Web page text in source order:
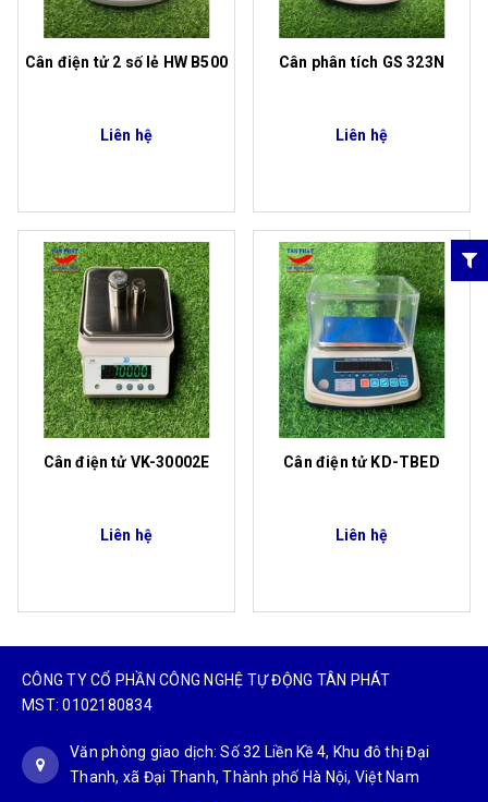
Cân điện tử 2 số lẻ HW B500
Liên hệ
Cân phân tích GS 323N
Liên hệ
Cân điện tử VK-30002E
Liên hệ
Cân điện tử KD-TBED
Liên hệ
CÔNG TY CỔ PHẦN CÔNG NGHỆ TỰ ĐỘNG TÂN PHÁT
MST: 0102180834
Văn phòng giao dịch: Số 32 Liền Kề 4, Khu đô thị Đại
Thanh, xã Đại Thanh, Thành phố Hà Nội, Việt Nam